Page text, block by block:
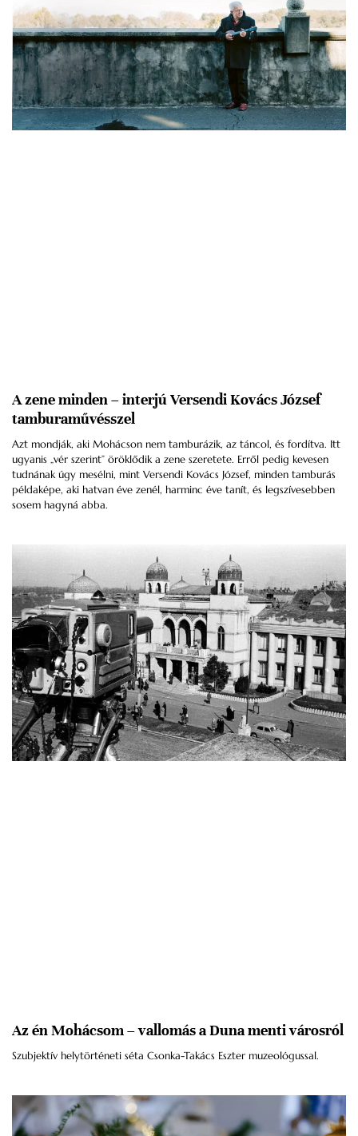
A zene minden – interjú Versendi Kovács József
tamburaművésszel
Azt mondják, aki Mohácson nem tamburázik, az táncol, és fordítva. Itt
ugyanis „vér szerint” öröklődik a zene szeretete. Erről pedig kevesen
tudnának úgy mesélni, mint Versendi Kovács József, minden tamburás
példaképe, aki hatvan éve zenél, harminc éve tanít, és legszívesebben
sosem hagyná abba.
Az én Mohácsom – vallomás a Duna menti városról
Szubjektív helytörténeti séta Csonka-Takács Eszter muzeológussal.